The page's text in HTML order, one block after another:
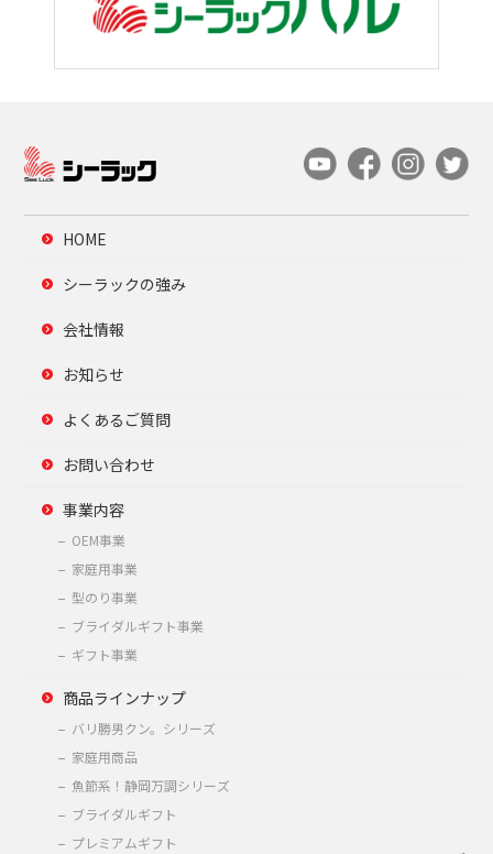
HOME
シーラックの強み
会社情報
お知らせ
よくあるご質問
お問い合わせ
事業内容
OEM事業
家庭用事業
型のり事業
ブライダルギフト事業
ギフト事業
商品ラインナップ
バリ勝男クン。シリーズ
家庭用商品
魚節系！静岡万調シリーズ
ブライダルギフト
プレミアムギフト